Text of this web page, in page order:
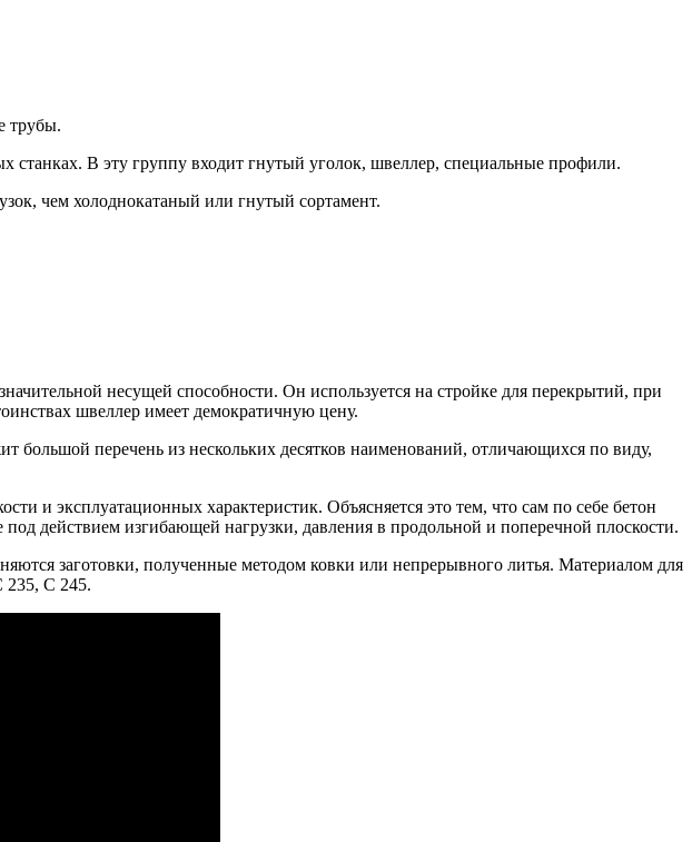
трубы.
В эту группу входит гнутый уголок, швеллер, специальные профили.
чем холоднокатаный или гнутый сортамент.
несущей способности. Он используется на стройке для перекрытий, при
швеллер имеет демократичную цену.
большой перечень из нескольких десятков наименований, отличающихся по виду,
и эксплуатационных характеристик. Объясняется это тем, что сам по себе бетон
действием изгибающей нагрузки, давления в продольной и поперечной плоскости.
заготовки, полученные методом ковки или непрерывного литья. Материалом для
235, С 245.